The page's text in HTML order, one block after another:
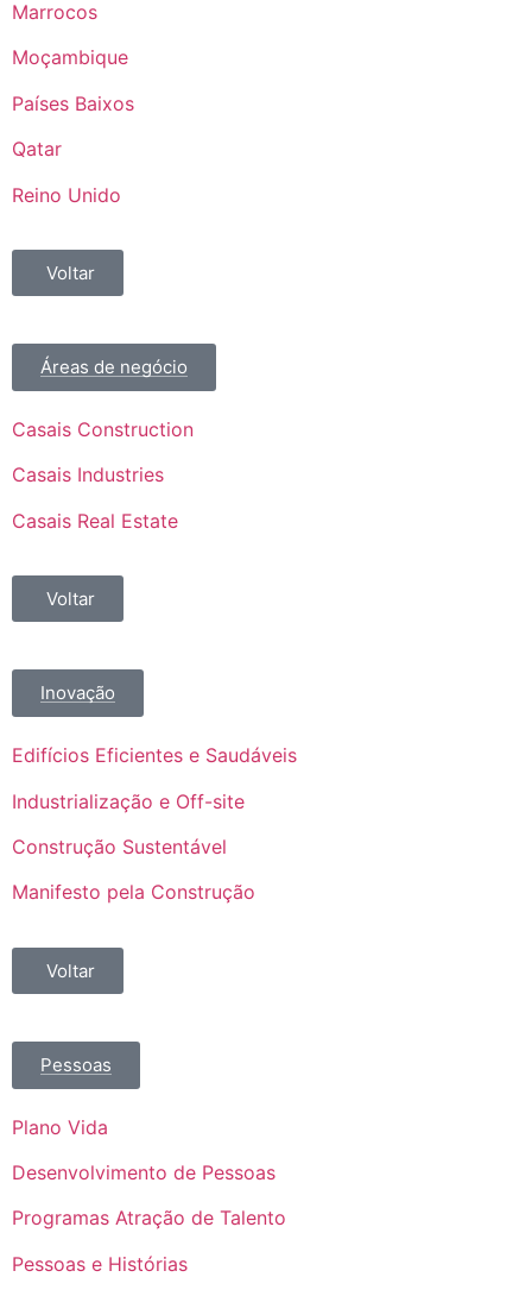
Marrocos
Moçambique
Países Baixos
Qatar
Reino Unido
Voltar
Áreas de negócio
Casais Construction
Casais Industries
Casais Real Estate
Voltar
Inovação
Edifícios Eficientes e Saudáveis
Industrialização e Off-site
Construção Sustentável
Manifesto pela Construção
Voltar
Pessoas
Plano Vida
Desenvolvimento de Pessoas
Programas Atração de Talento
Pessoas e Histórias